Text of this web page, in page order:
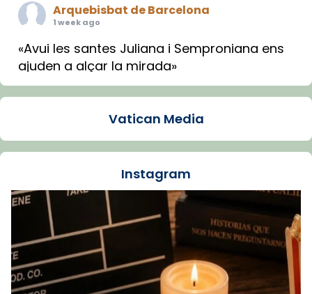
Arquebisbat de Barcelona
1 week ago
«Avui les santes Juliana i Semproniana ens
ajuden a alçar la mirada»
Mons. Sergi Gordo, bisbe de Tortosa, ha
Santes de Mataró.
🔗tinyurl.com/cvu5jmbk
Foto
View on Facebook Share
Arquebisbat de Barcelonais at Catedral
de Barcelona.
1 week ago
Vatican Media
Instagram